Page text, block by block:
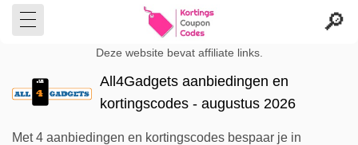
Deze website bevat affiliate links.
All4Gadgets aanbiedingen en
kortingscodes - augustus 2026
Met 4 aanbiedingen en kortingscodes bespaar je in